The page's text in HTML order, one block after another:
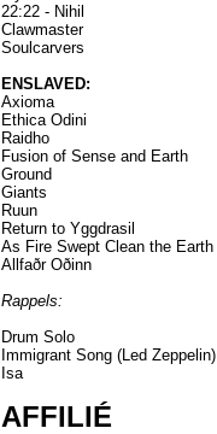
22:22 - Nihil
Clawmaster
Soulcarvers
ENSLAVED:
Axioma
Ethica Odini
Raidho
Fusion of Sense and Earth
Ground
Giants
Ruun
Return to Yggdrasil
As Fire Swept Clean the Earth
Allfaðr Oðinn
Rappels:
Drum Solo
Immigrant Song (Led Zeppelin)
Isa
AFFILIÉ